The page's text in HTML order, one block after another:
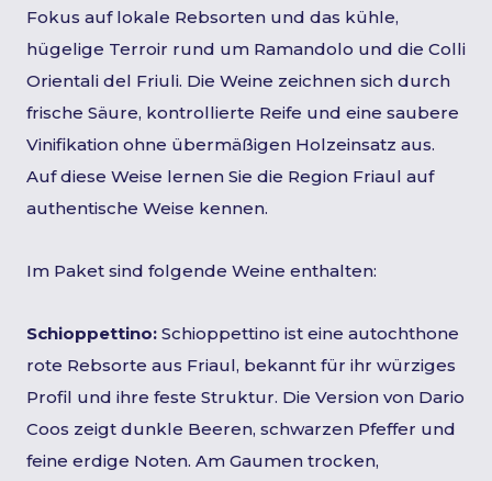
Fokus auf lokale Rebsorten und das kühle,
hügelige Terroir rund um Ramandolo und die Colli
Orientali del Friuli. Die Weine zeichnen sich durch
frische Säure, kontrollierte Reife und eine saubere
Vinifikation ohne übermäßigen Holzeinsatz aus.
Auf diese Weise lernen Sie die Region Friaul auf
authentische Weise kennen.
Im Paket sind folgende Weine enthalten:
Schioppettino: Schioppettino ist eine autochthone
rote Rebsorte aus Friaul, bekannt für ihr würziges
Profil und ihre feste Struktur. Die Version von Dario
Coos zeigt dunkle Beeren, schwarzen Pfeffer und
feine erdige Noten. Am Gaumen trocken,